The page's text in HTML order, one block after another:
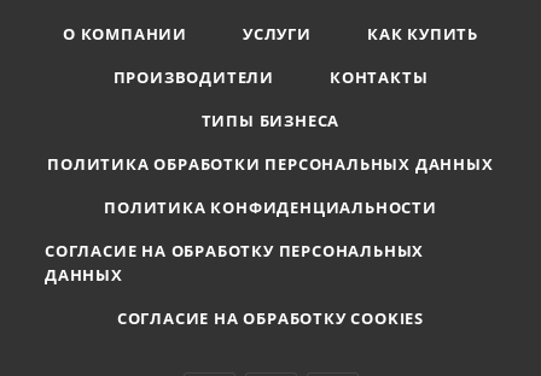
О КОМПАНИИ УСЛУГИ
КАК КУПИТЬ
ПРОИЗВОДИТЕЛИ
КОНТАКТЫ
ТИПЫ БИЗНЕСА
ПОЛИТИКА ОБРАБОТКИ ПЕРСОНАЛЬНЫХ ДАННЫХ
ПОЛИТИКА КОНФИДЕНЦИАЛЬНОСТИ
СОГЛАСИЕ НА ОБРАБОТКУ ПЕРСОНАЛЬНЫХ
ДАННЫХ
СОГЛАСИЕ НА ОБРАБОТКУ COOKIES